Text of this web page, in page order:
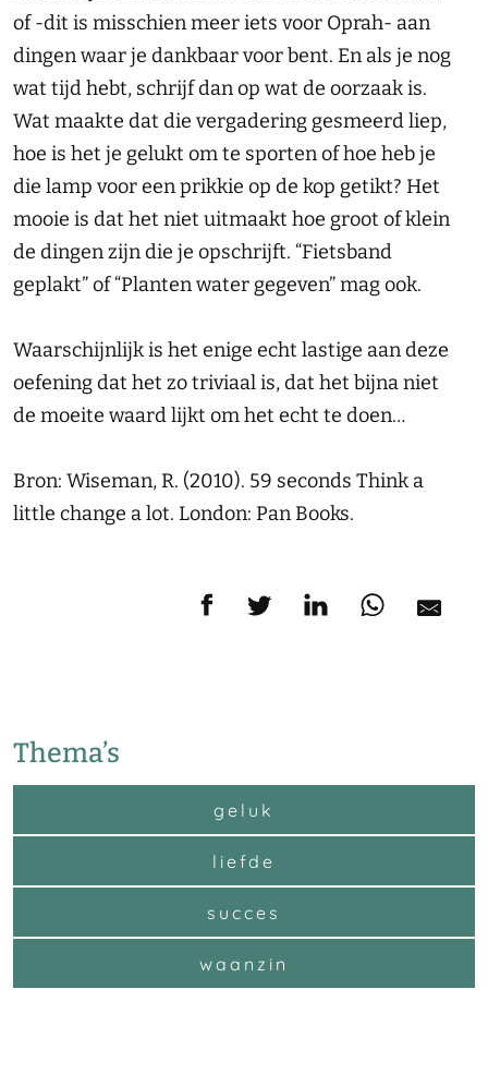
of -dit is misschien meer iets voor Oprah- aan
dingen waar je dankbaar voor bent. En als je nog
wat tijd hebt, schrijf dan op wat de oorzaak is.
Wat maakte dat die vergadering gesmeerd liep,
hoe is het je gelukt om te sporten of hoe heb je
die lamp voor een prikkie op de kop getikt? Het
mooie is dat het niet uitmaakt hoe groot of klein
de dingen zijn die je opschrijft. “Fietsband
geplakt” of “Planten water gegeven” mag ook.
Waarschijnlijk is het enige echt lastige aan deze
oefening dat het zo triviaal is, dat het bijna niet
de moeite waard lijkt om het echt te doen…
Bron: Wiseman, R. (2010). 59 seconds Think a
little change a lot. London: Pan Books.
Thema’s
geluk
liefde
succes
waanzin